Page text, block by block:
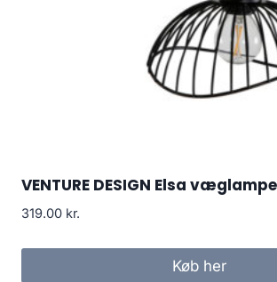
VENTURE DESIGN Elsa
319.00 kr.
Køb her